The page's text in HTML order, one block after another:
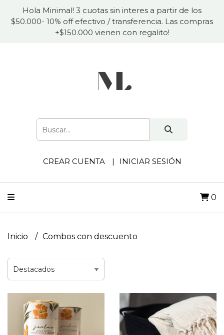
Hola Minimal! 3 cuotas sin interes a partir de los
$50.000- 10% off efectivo / transferencia. Las compras
+$150.000 vienen con regalito!
CREAR CUENTA INICIAR SESIÓN
0
Inicio Combos con descuento